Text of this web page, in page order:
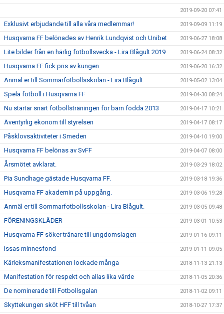
2019-09-20 07:41
Exklusivt erbjudande till alla våra medlemmar! 2019-09-09 11:19
Husqvarna FF belönades av Henrik Lundqvist och Unibet 2019-06-27 18:08
Lite bilder från en härlig fotbollsvecka - Lira Blågult 2019 2019-06-24 08:32
Husqvarna FF fick pris av kungen 2019-06-20 16:32
Anmäl er till Sommarfotbollsskolan - Lira Blågult. 2019-05-02 13:04
Spela fotboll i Husqvarna FF 2019-04-30 08:24
Nu startar snart fotbollsträningen för barn födda 2013 2019-04-17 10:21
Äventyrlig ekonom till styrelsen 2019-04-17 08:17
Påsklovsaktiviteter i Smeden 2019-04-10 19:00
Husqvarna FF belönas av SvFF 2019-04-07 08:00
Årsmötet avklarat. 2019-03-29 18:02
Pia Sundhage gästade Husqvarna FF. 2019-03-18 19:36
Husqvarna FF akademin på uppgång. 2019-03-06 19:28
Anmäl er till Sommarfotbollsskolan - Lira Blågult. 2019-03-05 09:48
FÖRENINGSKLÄDER 2019-03-01 10:53
Husqvarna FF söker tränare till ungdomslagen 2019-01-16 09:11
Issas minnesfond 2019-01-11 09:05
Kärleksmanifestationen lockade många 2018-11-13 21:13
Manifestation för respekt och allas lika värde 2018-11-05 20:36
De nominerade till Fotbollsgalan 2018-11-02 09:11
Skyttekungen sköt HFF till tvåan 2018-10-27 17:37